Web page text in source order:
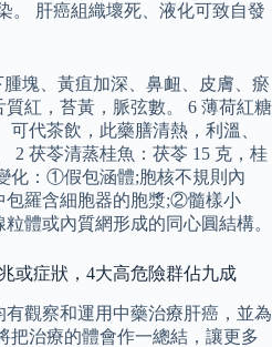
。 肝癌組織壞死、液化可致自發
塊、黃疽加深、鼻衄、皮膚、瘀
紅，苔黃，脈弦數。 6 薄荷紅糖
可代茶飲，此藥膳清熱，利溫、
2 茯苓清蒸桂魚：茯苓 15 克，桂
化：①假包涵體;胞核不規則內
包羅含細胞器的胞漿;②髓樣小
體或內質網形成的同心圓結構。
或症狀，4大高危險群佔九成
觀察和運用中藥治療肝癌，並為
把治療的體會作一總結，讓更多